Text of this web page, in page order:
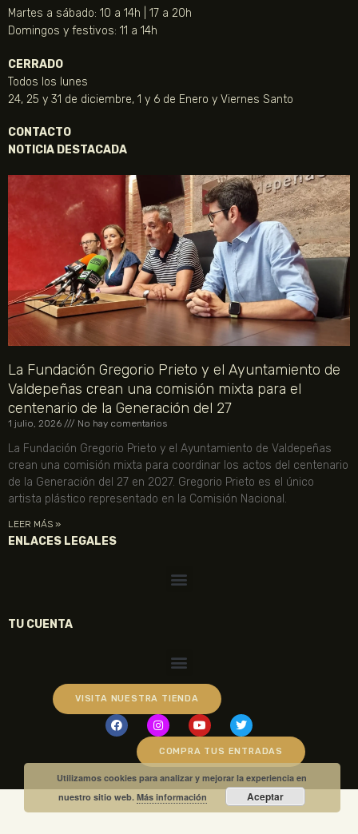
Martes a sábado: 10 a 14h | 17 a 20h
Domingos y festivos: 11 a 14h
CERRADO
Todos los lunes
24, 25 y 31 de diciembre, 1 y 6 de Enero y Viernes Santo
CONTACTO
NOTICIA DESTACADA
La Fundación Gregorio Prieto y el Ayuntamiento de
Valdepeñas crean una comisión mixta para el
centenario de la Generación del 27
1 julio, 2026 No hay comentarios
La Fundación Gregorio Prieto y el Ayuntamiento de Valdepeñas
crean una comisión mixta para coordinar los actos del centenario
de la Generación del 27 en 2027. Gregorio Prieto es el único
artista plástico representado en la Comisión Nacional.
LEER MÁS »
ENLACES LEGALES
TU CUENTA
VISITA NUESTRA TIENDA
COMPRA TUS ENTRADAS
Utilizamos cookies para analizar y mejorar la experiencia en
nuestro sitio web.Más información Aceptar